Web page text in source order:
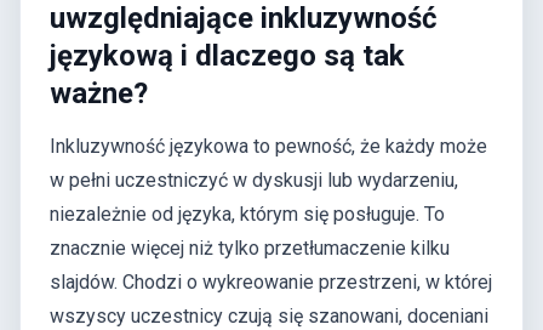
uwzględniające inkluzywność
językową i dlaczego są tak
ważne?
Inkluzywność językowa to pewność, że każdy może
w pełni uczestniczyć w dyskusji lub wydarzeniu,
niezależnie od języka, którym się posługuje. To
znacznie więcej niż tylko przetłumaczenie kilku
slajdów. Chodzi o wykreowanie przestrzeni, w której
wszyscy uczestnicy czują się szanowani, doceniani